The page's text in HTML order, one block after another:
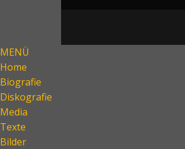
MENÜ
Home
Biografie
Diskografie
Media
Texte
Bilder